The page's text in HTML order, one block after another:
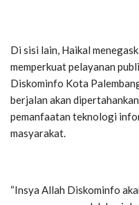
Di sisi lain, Haikal
memperkuat pelayanan
Diskominfo Kota
berjalan akan
pemanfaatan teknologi
masyarakat.
“Insya Allah Diskominfo